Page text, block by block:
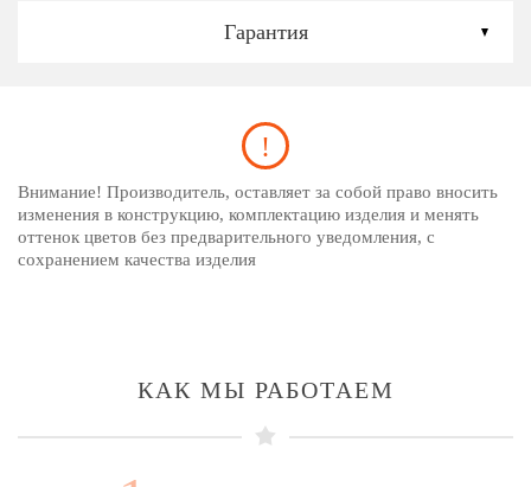
Гарантия
Внимание! Производитель, оставляет за собой право вносить
изменения в конструкцию, комплектацию изделия и менять
оттенок цветов без предварительного уведомления, с
сохранением качества изделия
КАК МЫ РАБОТАЕМ